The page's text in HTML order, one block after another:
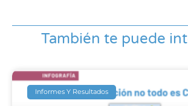
También te puede
Informes Y Resultados